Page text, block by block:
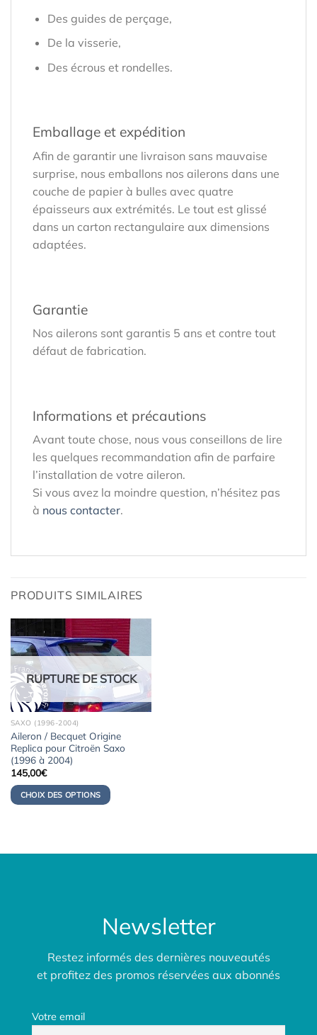
Des guides de perçage,
De la visserie,
Des écrous et rondelles.
Emballage et expédition
Afin de garantir une livraison sans mauvaise
surprise, nous emballons nos ailerons dans une
couche de papier à bulles avec quatre
épaisseurs aux extrémités. Le tout est glissé
dans un carton rectangulaire aux dimensions
adaptées.
Garantie
Nos ailerons sont garantis 5 ans et contre tout
défaut de fabrication.
Informations et précautions
Avant toute chose, nous vous conseillons de lire
les quelques recommandation afin de parfaire
l’installation de votre aileron.
Si vous avez la moindre question, n’hésitez pas
à nous contacter.
PRODUITS SIMILAIRES
RUPTURE DE STOCK
SAXO (1996-2004)
Aileron / Becquet Origine
Replica pour Citroën Saxo
(1996 à 2004)
145,00€
CHOIX DES OPTIONS
Newsletter
Restez informés des dernières nouveautés
et profitez des promos réservées aux abonnés
Votre email